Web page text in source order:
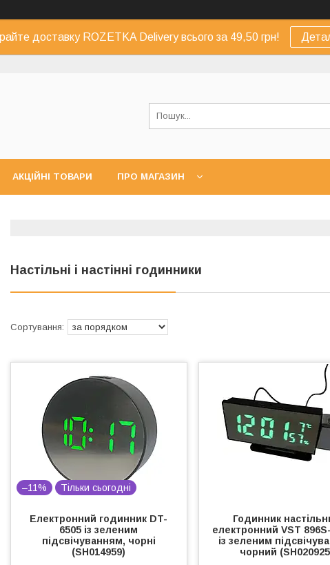
доставку ROZETKA Delivery всього за 49,50 грн!
АКЦІЙНІ ТОВАРИ ПРО МАГАЗИН
Настільні і настінні годинники
–11% Тільки сьогодні
Електронний годинник DT-
6505 із зеленим
підсвічуванням, чорні
(SH014959)
Годинник
електронний VST
із зеленим
чорний